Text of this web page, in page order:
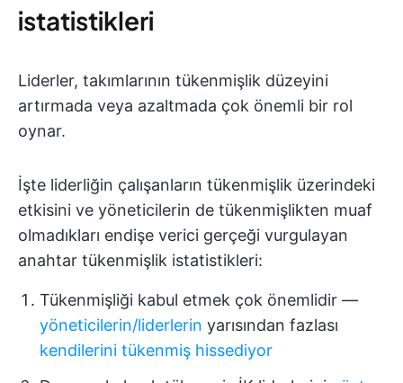
istatistikleri
Liderler, takımlarının tükenmişlik düzeyini
artırmada veya azaltmada çok önemli bir rol
oynar.
İşte liderliğin çalışanların tükenmişlik üzerindeki
etkisini ve yöneticilerin de tükenmişlikten muaf
olmadıkları endişe verici gerçeği vurgulayan
anahtar tükenmişlik istatistikleri:
Tükenmişliği kabul etmek çok önemlidir —
yöneticilerin/liderlerin yarısından fazlası
kendilerini tükenmiş hissediyor